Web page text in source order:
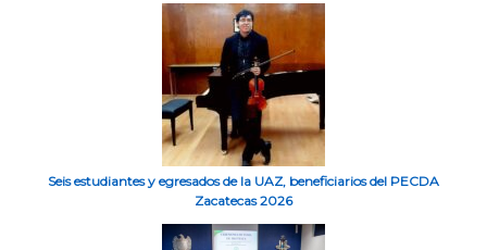
Seis estudiantes y egresados de la UAZ, beneficiarios del PECDA
Zacatecas 2026